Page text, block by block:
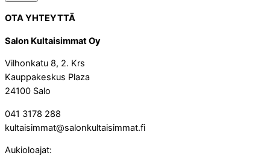
OTA YHTEYTTÄ
Salon Kultaisimmat Oy
Vilhonkatu 8, 2. Krs
Kauppakeskus Plaza
24100 Salo
041 3178 288
kultaisimmat@salonkultaisimmat.fi
Aukioloajat: